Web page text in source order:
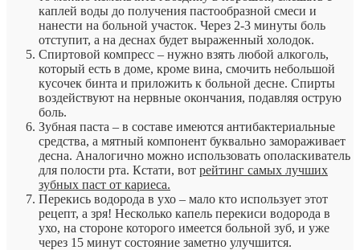
каплей воды до получения пастообразной смеси и
нанести на больной участок. Через 2-3 минуты боль
отступит, а на деснах будет выраженный холодок.
Спиртовой компресс – нужно взять любой алкоголь,
который есть в доме, кроме вина, смочить небольшой
кусочек бинта и приложить к больной десне. Спирты
воздействуют на нервные окончания, подавляя острую
боль.
Зубная паста – в составе имеются антибактериальные
средства, а мятный компонент буквально замораживает
десна. Аналогично можно использовать ополаскиватель
для полости рта. Кстати, вот рейтинг самых лучших
зубных паст от кариеса.
Перекись водорода в ухо – мало кто использует этот
рецепт, а зря! Несколько капель перекиси водорода в
ухо, на стороне которого имеется больной зуб, и уже
через 15 минут состояние заметно улучшится.